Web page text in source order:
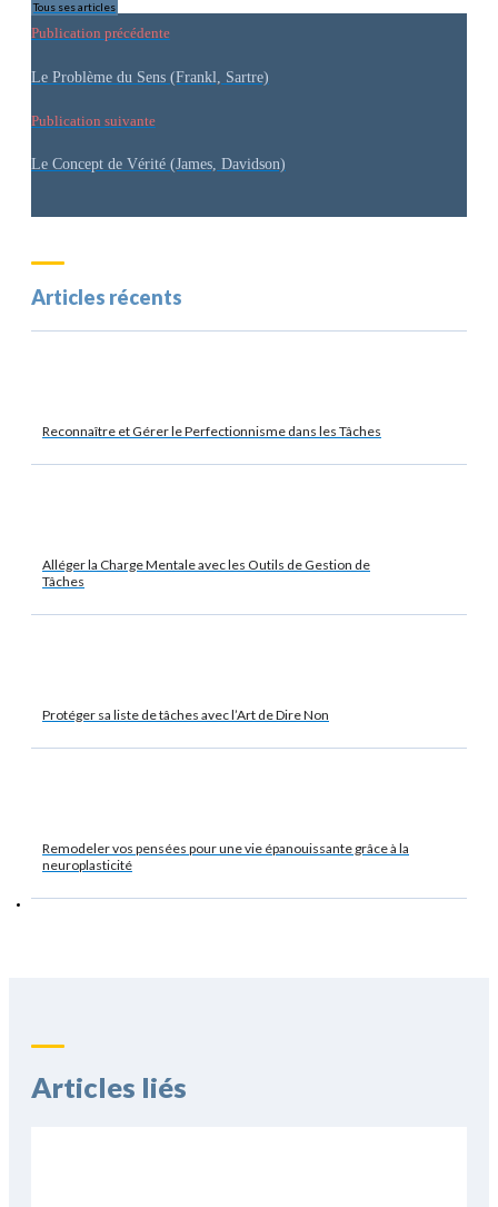
Articles récents
Reconnaître et Gérer le Perfectionnisme dans les Tâches
Alléger la Charge Mentale avec les Outils de Gestion de
Tâches
Protéger sa liste de tâches avec l’Art de Dire Non
Remodeler vos pensées pour une vie épanouissante grâce à la
neuroplasticité
Tous ses articles
Publication précédente
Le Problème du Sens (Frankl, Sartre)
Publication suivante
Le Concept de Vérité (James, Davidson)
Articles liés